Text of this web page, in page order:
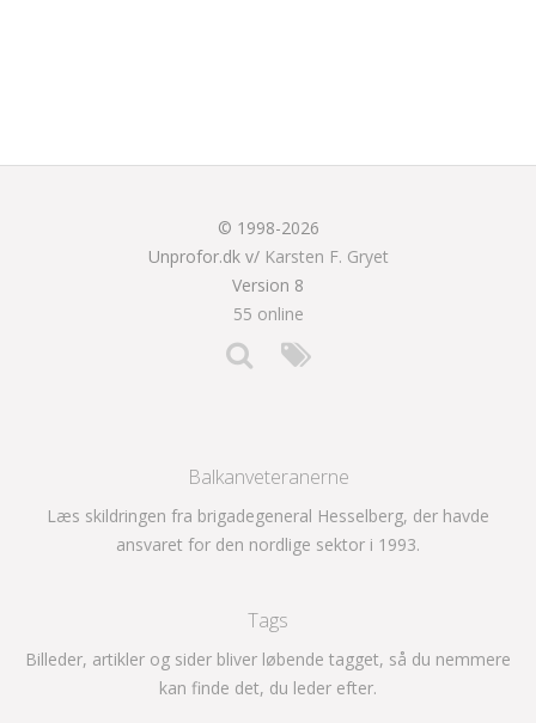
© 1998-2026
Unprofor.dk v/ Karsten F. Gryet
Version 8
55 online
Balkanveteranerne
Læs skildringen fra brigadegeneral Hesselberg, der havde
ansvaret for den nordlige sektor i 1993.
Tags
Billeder, artikler og sider bliver løbende tagget, så du nemmere
kan finde det, du leder efter.